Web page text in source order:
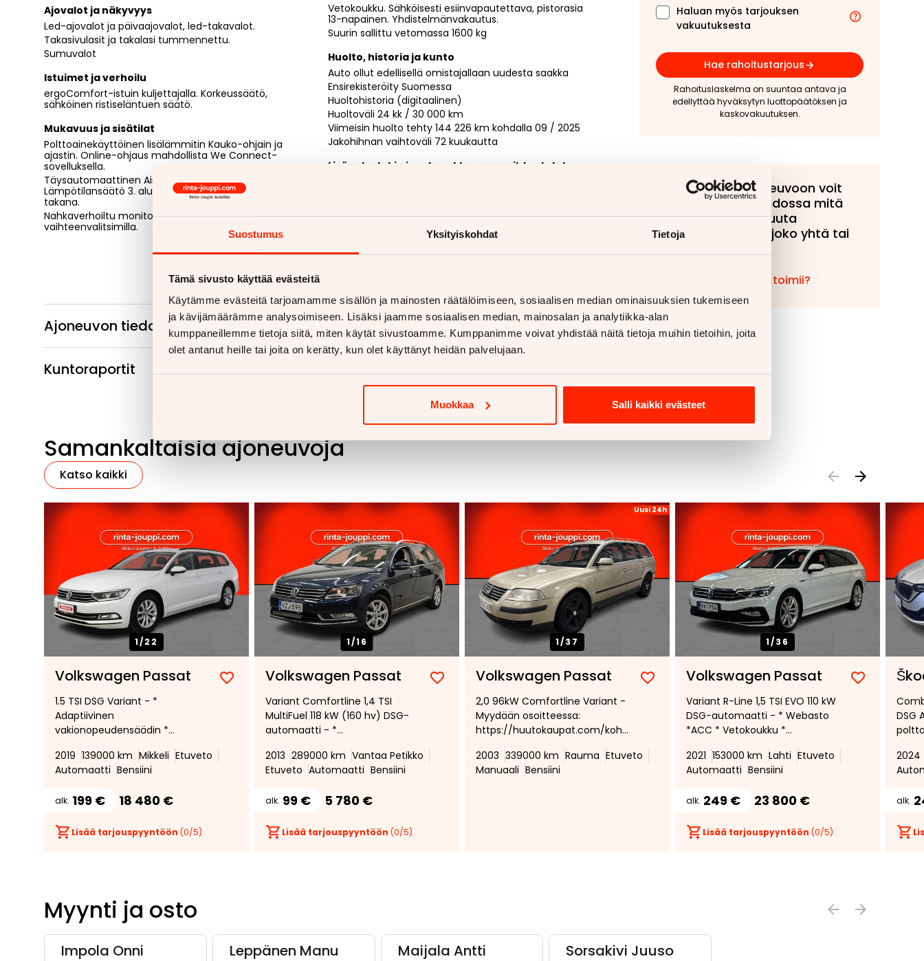
Suostumus Yksityiskohdat Tietoja
Tämä sivusto käyttää evästeitä
Käytämme evästeitä tarjoamamme sisällön ja mainosten räätälöimiseen, sosiaalisen median ominaisuuksien tukemiseen
ja kävijämäärämme analysoimiseen. Lisäksi jaamme sosiaalisen median, mainosalan ja analytiikka-alan
kumppaneillemme tietoja siitä, miten käytät sivustoamme. Kumppanimme voivat yhdistää näitä tietoja muihin tietoihin, joita
olet antanut heille tai joita on kerätty, kun olet käyttänyt heidän palvelujaan.
Muokkaa Salli kaikki evästeet
Ajovalot ja näkyvyys
Led-ajovalot ja päivaajovalot, led-takavalot.
Takasivulasit ja takalasi tummennettu.
Sumuvalot
Istuimet ja verhoilu
ergoComfort-istuin kuljettajalla. Korkeussäätö,
sähköinen ristiseläntuen säätö.
Mukavuus ja sisätilat
Polttoainekäyttöinen lisälämmitin Kauko-ohjain ja
ajastin. Online-ohjaus mahdollista We Connect-
sovelluksella.
Täysautomaattinen Air Care Climatronic-ilmastointi.
Lämpötilansäätö 3. alueelle, käyttömahdollisuus
takana.
Nahkaverhoiltu monitoimiohjauspyörä
vaihteenvalitsimilla.
Vetokoukku. Sähköisesti esiinvapautettava, pistorasia
13-napainen. Yhdistelmänvakautus.
Suurin sallittu vetomassa 1600 kg
Huolto, historia ja kunto
Auto ollut edellisellä omistajallaan uudesta saakka
Ensirekisteröity Suomessa
Huoltohistoria (digitaalinen)
Huoltoväli 24 kk / 30 000 km
Viimeisin huolto tehty 144 226 km kohdalla 09 / 2025
Jakohihnan vaihtoväli 72 kuukautta
Lisäpalvelut ja joustavat kauppavaihtoehdot
Manu Leppänen050 596 0790. Minut tavoittaa myös
https://wa.me/358505960790
Ajoneuvon tiedot
Kuntoraportit
Haluan myös tarjouksen
vakuutuksesta
Hae rahoitustarjous
Rahoituslaskelma on suuntaa antava ja
edellyttää hyväksytyn luottopäätöksen ja
kaskovakuutuksen.
Tähän ajoneuvoon voit
tarjota vaihdossa mitä
tahansa muuta
ajoneuvoa, joko yhtä tai
Miten vaihto toimii?
Samankaltaisia ajoneuvoja
Katso kaikki
1/22
Volkswagen Passat
Lisää
suosikiksi
Poista
suosikeista
1.5 TSI DSG Variant - *
Adaptiivinen
vakionopeudensäädin *
Peruutuskamera *
2019 139000 km Mikkeli Etuveto
Automaatti Bensiini
alk. 199 € 18 480 €
Lisää tarjouspyyntöön (0/5)
1/16
Volkswagen Passat
Lisää
suosikiksi
Poista
suosikeista
Variant Comfortline 1,4 TSI
MultiFuel 118 kW (160 hv) DSG-
automaatti - *
ilmastointi * Lisävalo *
Lohkolämmitin sisäpistokkeella *
2013 289000 km Vantaa Petikko
Etuveto Automaatti Bensiini
alk. 99 € 5 780 €
Lisää tarjouspyyntöön (0/5)
Uusi 24h
1/37
Volkswagen Passat
Lisää
suosikiksi
Poista
suosikeista
2,0 96kW Comfortline Variant -
Myydään osoitteessa:
https://huutokaupat.com/kohd
passat-variant-2003
2003 339000 km Rauma Etuveto
Manuaali Bensiini
1/36
Volkswagen Passat
Lisää
suosikiksi
Poista
Variant R-Line 1,5 TSI EVO 110 kW
DSG-automaatti - * Webasto
*ACC * Vetokoukku *
Avaimeton kulku ja käynnistys *
ErgoComfort istuin * Navigointi *
2021 153000 km Lahti Etuveto
Automaatti Bensiini
alk. 249 € 23 800 €
Lisää tarjouspyyntöön (0/5)
DSG
2024
alk.
Myynti ja osto
Impola Onni Leppänen Manu Maijala Antti Sorsakivi Juuso